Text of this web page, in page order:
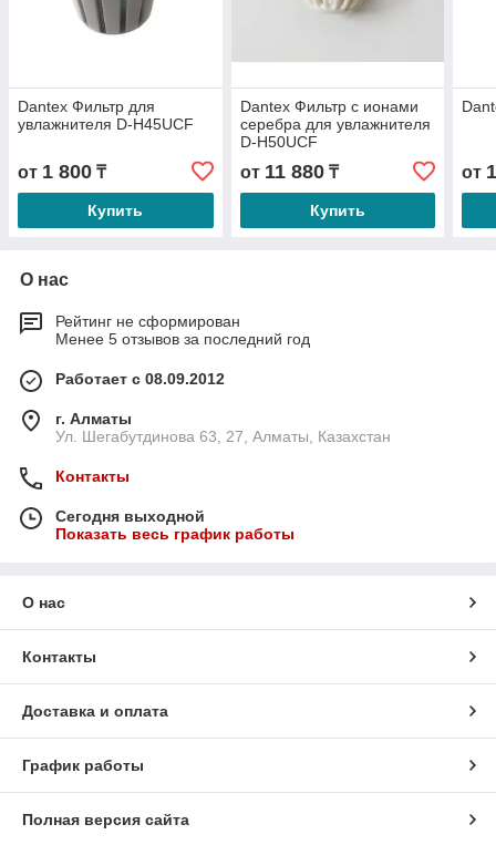
Dantex Фильтр для
увлажнителя D-H45UCF
от 1 800 ₸
Купить
Dantex Фильтр с ионами
серебра для увлажнителя
D-H50UCF
от 11 880₸
Купить
от
О нас
Рейтинг не сформирован
Менее 5 отзывов за последний год
Работает с 08.09.2012
г. Алматы
Ул. Шегабутдинова 63, 27, Алматы, Казахстан
Контакты
Сегодня выходной
Показать весь график работы
О нас
Контакты
Доставка и оплата
График работы
Полная версия сайта